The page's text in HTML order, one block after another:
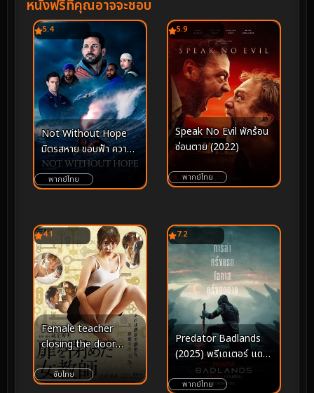
หนังฟรีที่คุณอาจจะชอบ
5.4
Not Without Hope
มิตรสหาย ขอบฟ้า ความ
หวัง (2025)
พากย์ไทย
5.9
Speak No Evil พักร้อน
ซ่อนตาย (2022)
พากย์ไทย
4.1
Female teacher
closing the door
(2021)
ซับไทย
7.2
Predator Badlands
(2025) พรีเดเตอร์ แดน
พากย์ไทย